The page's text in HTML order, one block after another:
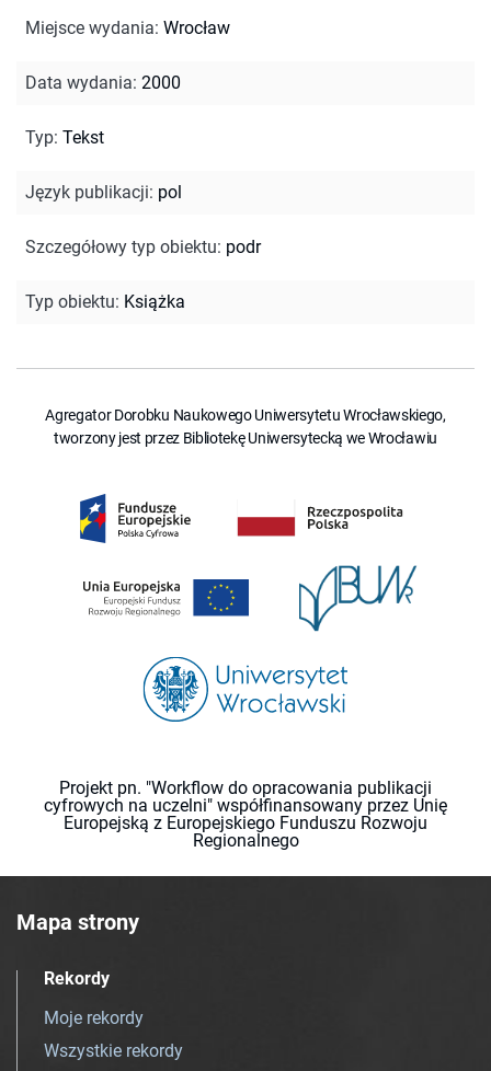
Miejsce wydania: Wrocław
Data wydania: 2000
Typ: Tekst
Język publikacji: pol
Szczegółowy typ obiektu: podr
Typ obiektu: Książka
Agregator Dorobku Naukowego Uniwersytetu Wrocławskiego,
tworzony jest przez Bibliotekę Uniwersytecką we Wrocławiu
Projekt pn. "Workflow do opracowania publikacji
cyfrowych na uczelni" współfinansowany przez Unię
Europejską z Europejskiego Funduszu Rozwoju
Regionalnego
Mapa strony
Rekordy
Moje rekordy
Wszystkie rekordy